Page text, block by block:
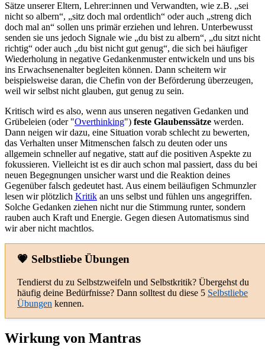
Sätze unserer Eltern, Lehrer:innen und Verwandten, wie z.B. „sei
nicht so albern“, „sitz doch mal ordentlich“ oder auch „streng dich
doch mal an“ sollen uns primär erziehen und lehren. Unterbewusst
senden sie uns jedoch Signale wie „du bist zu albern“, „du sitzt nicht
richtig“ oder auch „du bist nicht gut genug“, die sich bei häufiger
Wiederholung in negative Gedankenmuster entwickeln und uns bis
ins Erwachsenenalter begleiten können. Dann scheitern wir
beispielsweise daran, die Chefin von der Beförderung überzeugen,
weil wir selbst nicht glauben, gut genug zu sein.
Kritisch wird es also, wenn aus unseren negativen Gedanken und
Grübeleien (oder "Overthinking") feste Glaubenssätze werden.
Dann neigen wir dazu, eine Situation vorab schlecht zu bewerten,
das Verhalten unser Mitmenschen falsch zu deuten oder uns
allgemein schneller auf negative, statt auf die positiven Aspekte zu
fokussieren. Vielleicht ist es dir auch schon mal passiert, dass du bei
neuen Begegnungen unsicher warst und die Reaktion deines
Gegenüber falsch gedeutet hast. Aus einem beiläufigen Schmunzler
lesen wir plötzlich Kritik an uns selbst und fühlen uns angegriffen.
Solche Gedanken ziehen nicht nur die Stimmung runter, sondern
rauben auch Kraft und Energie. Gegen diesen Automatismus sind
wir aber nicht machtlos.
💗 Selbstliebe Übungen
Tendierst du zu Selbstzweifeln und Selbstkritik? Übergehst du
häufig deine Bedürfnisse? Dann solltest du diese 5 Selbstliebe
Übungen kennen.
Wirkung von Mantras